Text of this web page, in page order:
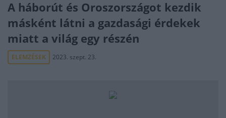
A háborút és Oroszországot kezdik
másként látni a gazdasági érdekek
miatt a világ egy részén
ELEMZÉSEK 2023. szept. 23.